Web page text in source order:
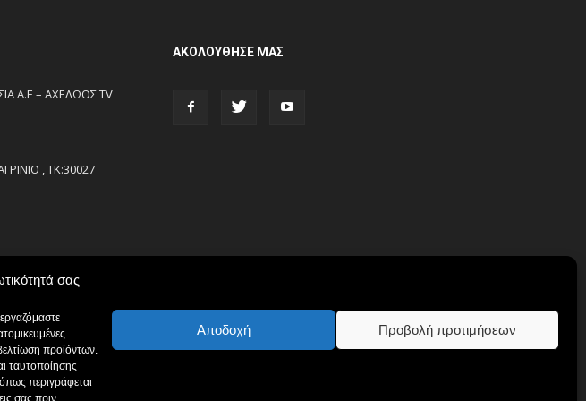
σας
προϊόντων.
ταυτοποίησης
περιγράφεται
σας πριν
Αποδοχή Προβολή προτιμήσεων
Α.Ε – ΑΧΕΛΩΟΣ TV
, ΤΚ:30027
ΑΚΟΛΟΥΘΗΣΕ ΜΑΣ